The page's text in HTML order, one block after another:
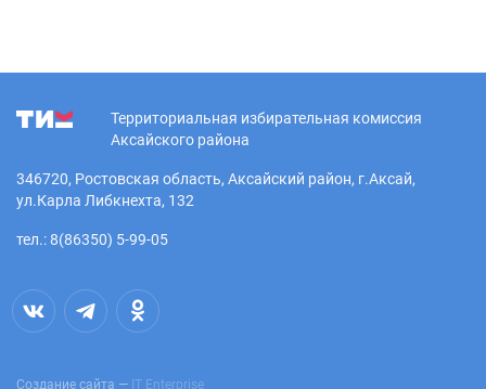
Территориальная избирательная комиссия
Аксайского района
346720, Ростовская область, Аксайский район, г.Аксай,
ул.Карла Либкнехта, 132
тел.: 8(86350) 5-99-05
Создание сайта — IT Enterprise